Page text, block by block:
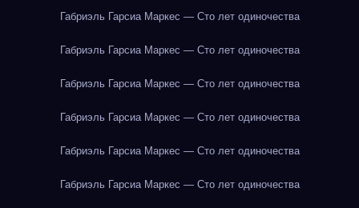
Габриэль Гарсиа Маркес — Сто лет одиночества
Габриэль Гарсиа Маркес — Сто лет одиночества
Габриэль Гарсиа Маркес — Сто лет одиночества
Габриэль Гарсиа Маркес — Сто лет одиночества
Габриэль Гарсиа Маркес — Сто лет одиночества
Габриэль Гарсиа Маркес — Сто лет одиночества